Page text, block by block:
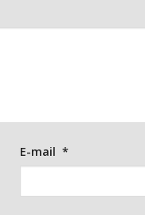
E-mail *